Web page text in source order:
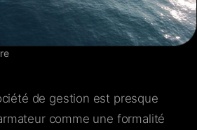
de gestion est presque
comme une formalité